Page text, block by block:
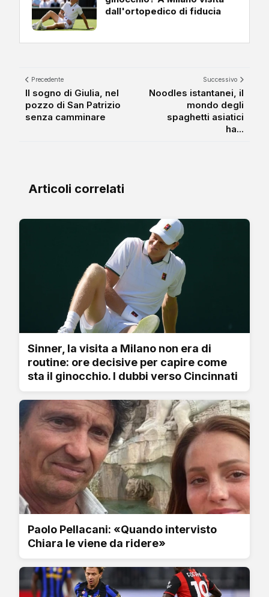
dall'ortopedico di fiducia
Precedente
Il sogno di Giulia, nel
pozzo di San Patrizio
senza camminare
Successivo
Noodles istantanei, il
mondo degli
spaghetti asiatici
ha...
Articoli correlati
Sinner, la visita a Milano non era di
routine: ore decisive per capire come
sta il ginocchio. I dubbi verso Cincinnati
Paolo Pellacani: «Quando intervisto
Chiara le viene da ridere»